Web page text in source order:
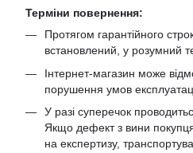
Терміни повернення:
Протягом гарантійного
встановлений, у розумний
Інтернет-магазин може
порушення умов
У разі суперечок
Якщо дефект з вини
на експертизу,